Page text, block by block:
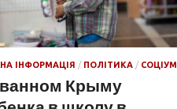
ІНФОРМАЦІЯ / ПОЛІТИКА / СОЦІУМ
Крыму